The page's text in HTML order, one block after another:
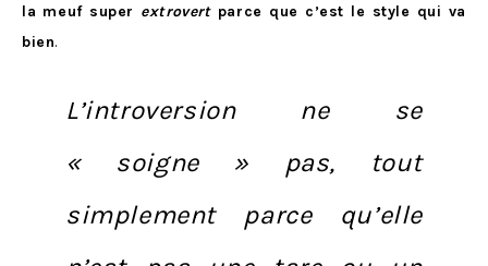
la meuf super extrovertparce que c’est le style qui va
bien.
L’introversion ne se
« soigne » pas,
tout
simplement parce qu’elle